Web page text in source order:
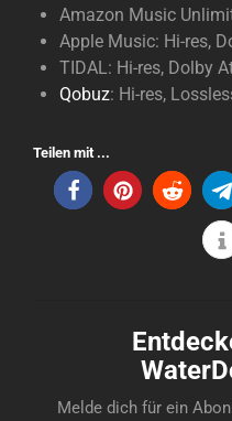
Amazon Music
Apple Music: Hi-res,
TIDAL: Hi-res, Dolby
Qobuz: Hi-res,
Teilen mit ...
Melde dich für ein